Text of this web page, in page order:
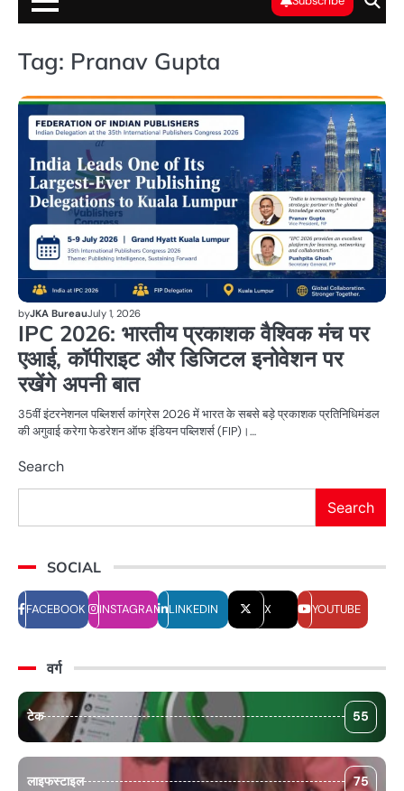
Tag: Pranav Gupta
byJKA BureauJuly 1, 2026
IPC 2026: भारतीय प्रकाशक वैश्विक मंच पर
एआई, कॉपीराइट और डिजिटल इनोवेशन पर
रखेंगे अपनी बात
35वीं इंटरनेशनल पब्लिशर्स कांग्रेस 2026 में भारत के सबसे बड़े प्रकाशक प्रतिनिधिमंडल
की अगुवाई करेगा फेडरेशन ऑफ इंडियन पब्लिशर्स (FIP)।…
Search
Search
SOCIAL
FACEBOOK INSTAGRAM LINKEDIN X YOUTUBE
वर्ग
टेक 55
लाइफस्टाइल 75